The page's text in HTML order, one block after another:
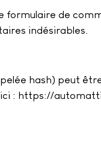
de
indésirables.
hash) peut
: https://